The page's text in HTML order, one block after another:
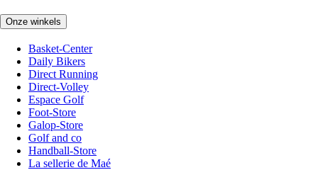
Onze winkels
Basket-Center
Daily Bikers
Direct Running
Direct-Volley
Espace Golf
Foot-Store
Galop-Store
Golf and co
Handball-Store
La sellerie de Maé